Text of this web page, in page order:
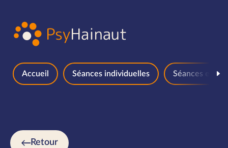
Accueil Séances individuelles Séances en
Retour